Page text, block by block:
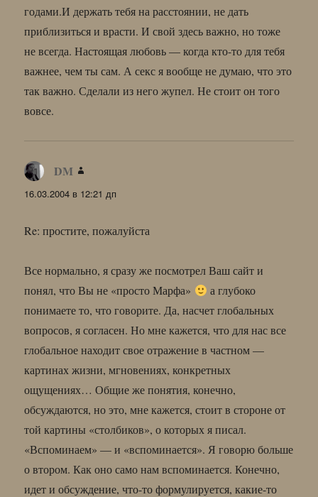
годами.И держать тебя на расстоянии, не дать
приблизиться и врасти. И свой здесь важно, но тоже
не всегда. Настоящая любовь — когда кто-то для тебя
важнее, чем ты сам. А секс я вообще не думаю, что это
так важно. Сделали из него жупел. Не стоит он того
вовсе.
DM
16.03.2004 в 12:21 дп
Re: простите, пожалуйста
Все нормально, я сразу же посмотрел Ваш сайт и
понял, что Вы не «просто Марфа»
а глубоко
понимаете то, что говорите. Да, насчет глобальных
вопросов, я согласен. Но мне кажется, что для нас все
глобальное находит свое отражение в частном —
картинах жизни, мгновениях, конкретных
ощущениях… Общие же понятия, конечно,
обсуждаются, но это, мне кажется, стоит в стороне от
той картины «столбиков», о которых я писал.
«Вспоминаем» — и «вспоминается». Я говорю больше
о втором. Как оно само нам вспоминается. Конечно,
идет и обсуждение, что-то формулируется, какие-то